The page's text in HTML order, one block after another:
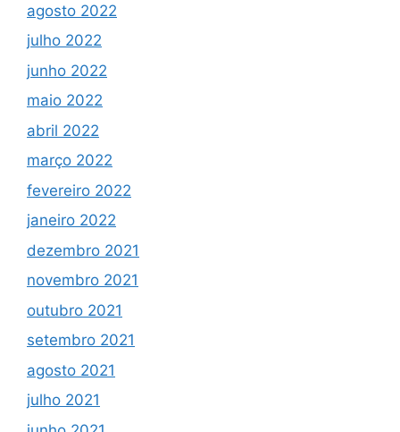
agosto 2022
julho 2022
junho 2022
maio 2022
abril 2022
março 2022
fevereiro 2022
janeiro 2022
dezembro 2021
novembro 2021
outubro 2021
setembro 2021
agosto 2021
julho 2021